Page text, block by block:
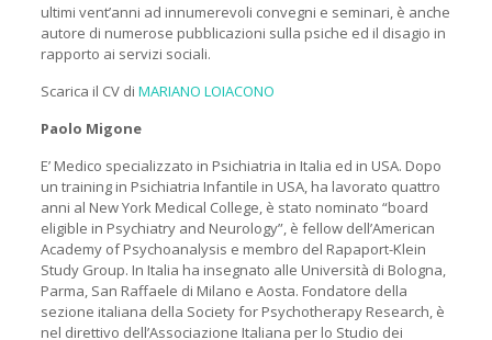
ultimi vent’anni ad innumerevoli convegni e seminari, è anche
autore di numerose pubblicazioni sulla psiche ed il disagio in
rapporto ai servizi sociali.
Scarica il CV di MARIANO LOIACONO
Paolo Migone
E’ Medico specializzato in Psichiatria in Italia ed in USA. Dopo
un training in Psichiatria Infantile in USA, ha lavorato quattro
anni al New York Medical College, è stato nominato “board
eligible in Psychiatry and Neurology”, è fellow dell’American
Academy of Psychoanalysis e membro del Rapaport-Klein
Study Group. In Italia ha insegnato alle Università di Bologna,
Parma, San Raffaele di Milano e Aosta. Fondatore della
sezione italiana della Society for Psychotherapy Research, è
nel direttivo dell’Associazione Italiana per lo Studio dei